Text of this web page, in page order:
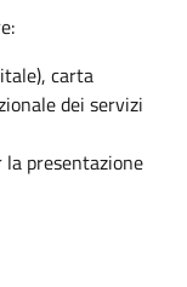
carta
dei servizi
presentazione